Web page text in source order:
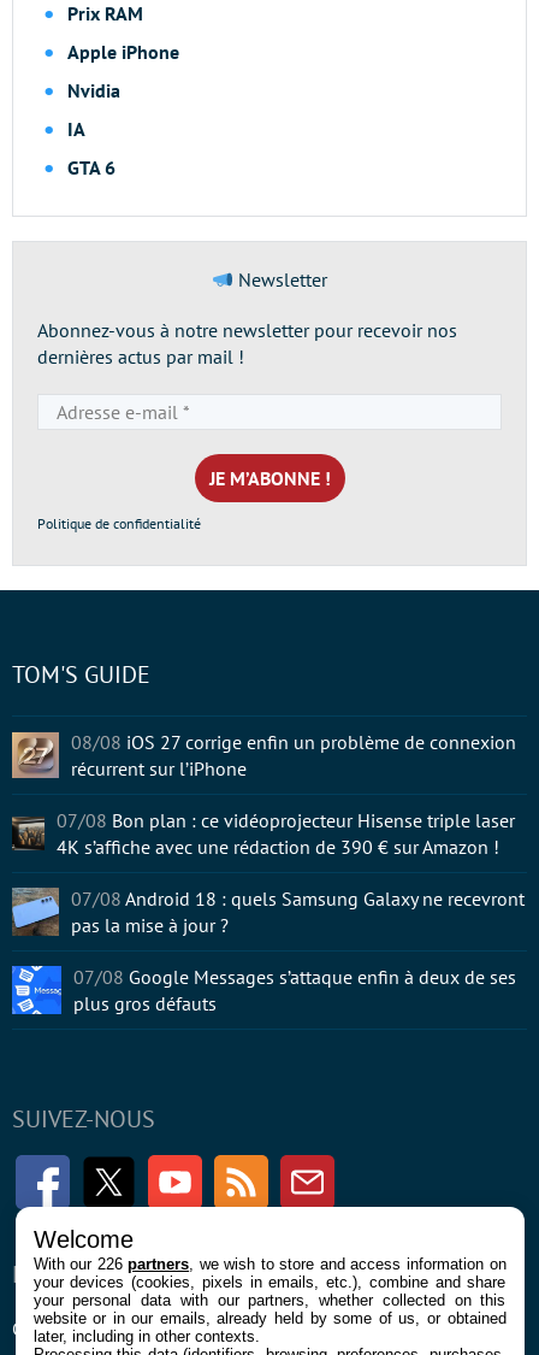
Prix RAM
Apple iPhone
Nvidia
IA
GTA 6
Newsletter
Abonnez-vous à notre newsletter pour recevoir nos
dernières actus par mail !
e-
mail
*
Politique de confidentialité
SUIVEZ-NOUS
FacebookTwitter Youtube RSS Newsletter
ENTREPRISE
Confidentialité et Cookies
À PROPOS
Contact
TOM'S GUIDE
08/08 iOS 27 corrige enfin un problème de connexion
récurrent sur l’iPhone
07/08 Bon plan : ce vidéoprojecteur Hisense triple laser
4K s’affiche avec une rédaction de 390 € sur Amazon !
07/08 Android 18 : quels Samsung Galaxy ne recevront
pas la mise à jour ?
07/08 Google Messages s’attaque enfin à deux de ses
plus gros défauts
Welcome
With our 226partners , we wish to store and access information on
your devices (cookies, pixels in emails, etc.), combine and share
your personal data with our partners, whether collected on this
website or in our emails, already held by some of us, or obtained
later, including in other contexts.